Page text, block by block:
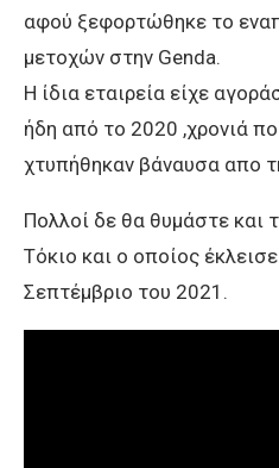
αφού ξεφορτώθηκε το
μετοχών στην Genda.
Η ίδια εταιρεία είχε
ήδη από το 2020 ,χρονιά
χτυπήθηκαν βάναυσα απο
Πολλοί δε θα θυμάστε και
Τόκιο και ο οποίος
Σεπτέμβριο του 2021.